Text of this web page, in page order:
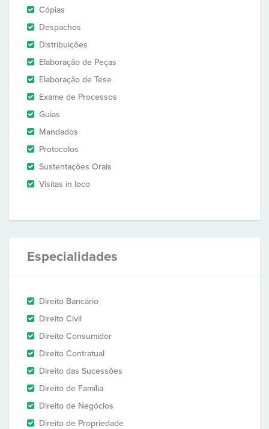
Cópias
Despachos
Distribuições
Elaboração de Peças
Elaboração de Tese
Exame de Processos
Guias
Mandados
Protocolos
Sustentações Orais
Visitas in loco
Especialidades
Direito Bancário
Direito Civil
Direito Consumidor
Direito Contratual
Direito das Sucessões
Direito de Família
Direito de Negócios
Direito de Propriedade